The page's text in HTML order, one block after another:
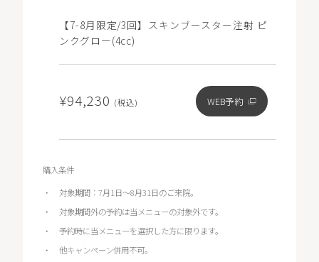
【7-8月限定/3回】スキンブースター注射 ピ
ンクグロー(4cc)
¥94,230 (税込) WEB予約
購入条件
対象期間：7月1日～8月31日のご来院。
対象期間外の予約は当メニューの対象外です。
予約時に当メニューを選択した方に限ります。
他キャンペーン併用不可。